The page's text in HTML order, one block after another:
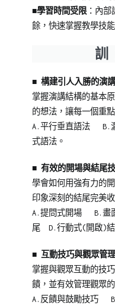
■學習時間受限：內部
餘，快速掌握教學技能
訓
■ 構建引人入勝的演
掌握演講結構的基本
的想法，讓每一個重
A.平行垂直語法 B.
式語法。
■ 有效的開場與結尾技
學會如何用強有力的
印象深刻的結尾完美收
A.提問式開場 B.畫
尾 D.行動式(開啟)
■ 互動技巧與觀眾管理
掌握與觀眾互動的技
饋，並有效管理觀眾
A.反饋與鼓勵技巧